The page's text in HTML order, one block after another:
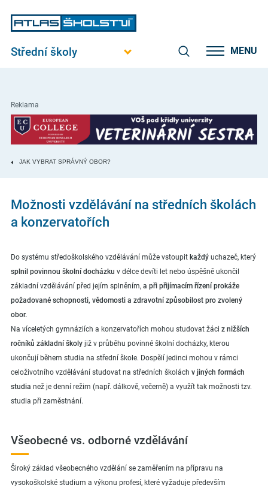
Střední školy MENU
Reklama
JAK VYBRAT SPRÁVNÝ OBOR?
Možnosti vzdělávání na středních školách
a konzervatořích
Do systému středoškolského vzdělávání může vstoupit každý uchazeč, který
splnil povinnou školní docházku v délce devíti let nebo úspěšně ukončil
základní vzdělávání před jejím splněním, a při přijímacím řízení prokáže
požadované schopnosti, vědomosti a zdravotní způsobilost pro zvolený
obor.
Na víceletých gymnáziích a konzervatořích mohou studovat žáci z nižších
ročníků základní školyjiž v průběhu povinné školní docházky, kterou
ukončují během studia na střední škole. Dospělí jedinci mohou v rámci
celoživotního vzdělávání studovat na středních školách v jiných formách
studia než je denní režim (např. dálkově, večerně) a využít tak možnosti tzv.
studia při zaměstnání.
Všeobecné vs. odborné vzdělávání
Široký základ všeobecného vzdělání se zaměřením na přípravu na
vysokoškolské studium a výkonu profesí, které vyžaduje především